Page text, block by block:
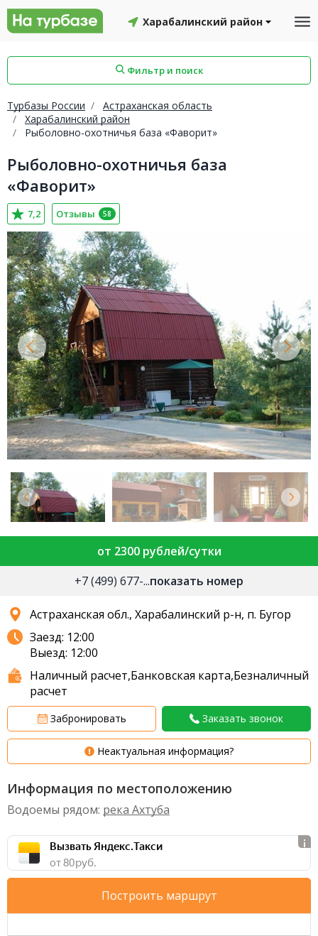
Харабалинский район
Фильтр и поиск
Турбазы России
Астраханская область
Харабалинский район
Рыболовно-охотничья база «Фаворит»
Рыболовно-охотничья база
«Фаворит»
7,2 Отзывы 58
от 2300 рублей/сутки
+7 (499) 677-...показать номер
Астраханская обл., Харабалинский р-н, п. Бугор
Заезд: 12:00
Выезд: 12:00
Наличный расчет,Банковская карта,Безналичный
расчет
Забронировать Заказать звонок
Неактуальная информация?
Информация по местоположению
Водоемы рядом: река Ахтуба
Вызвать Яндекс.Такси
от 80 руб.
Построить маршрут
Смоленский район Топчихинский район
Красноборский район
Онежский район
Северодвинск Устьянский район